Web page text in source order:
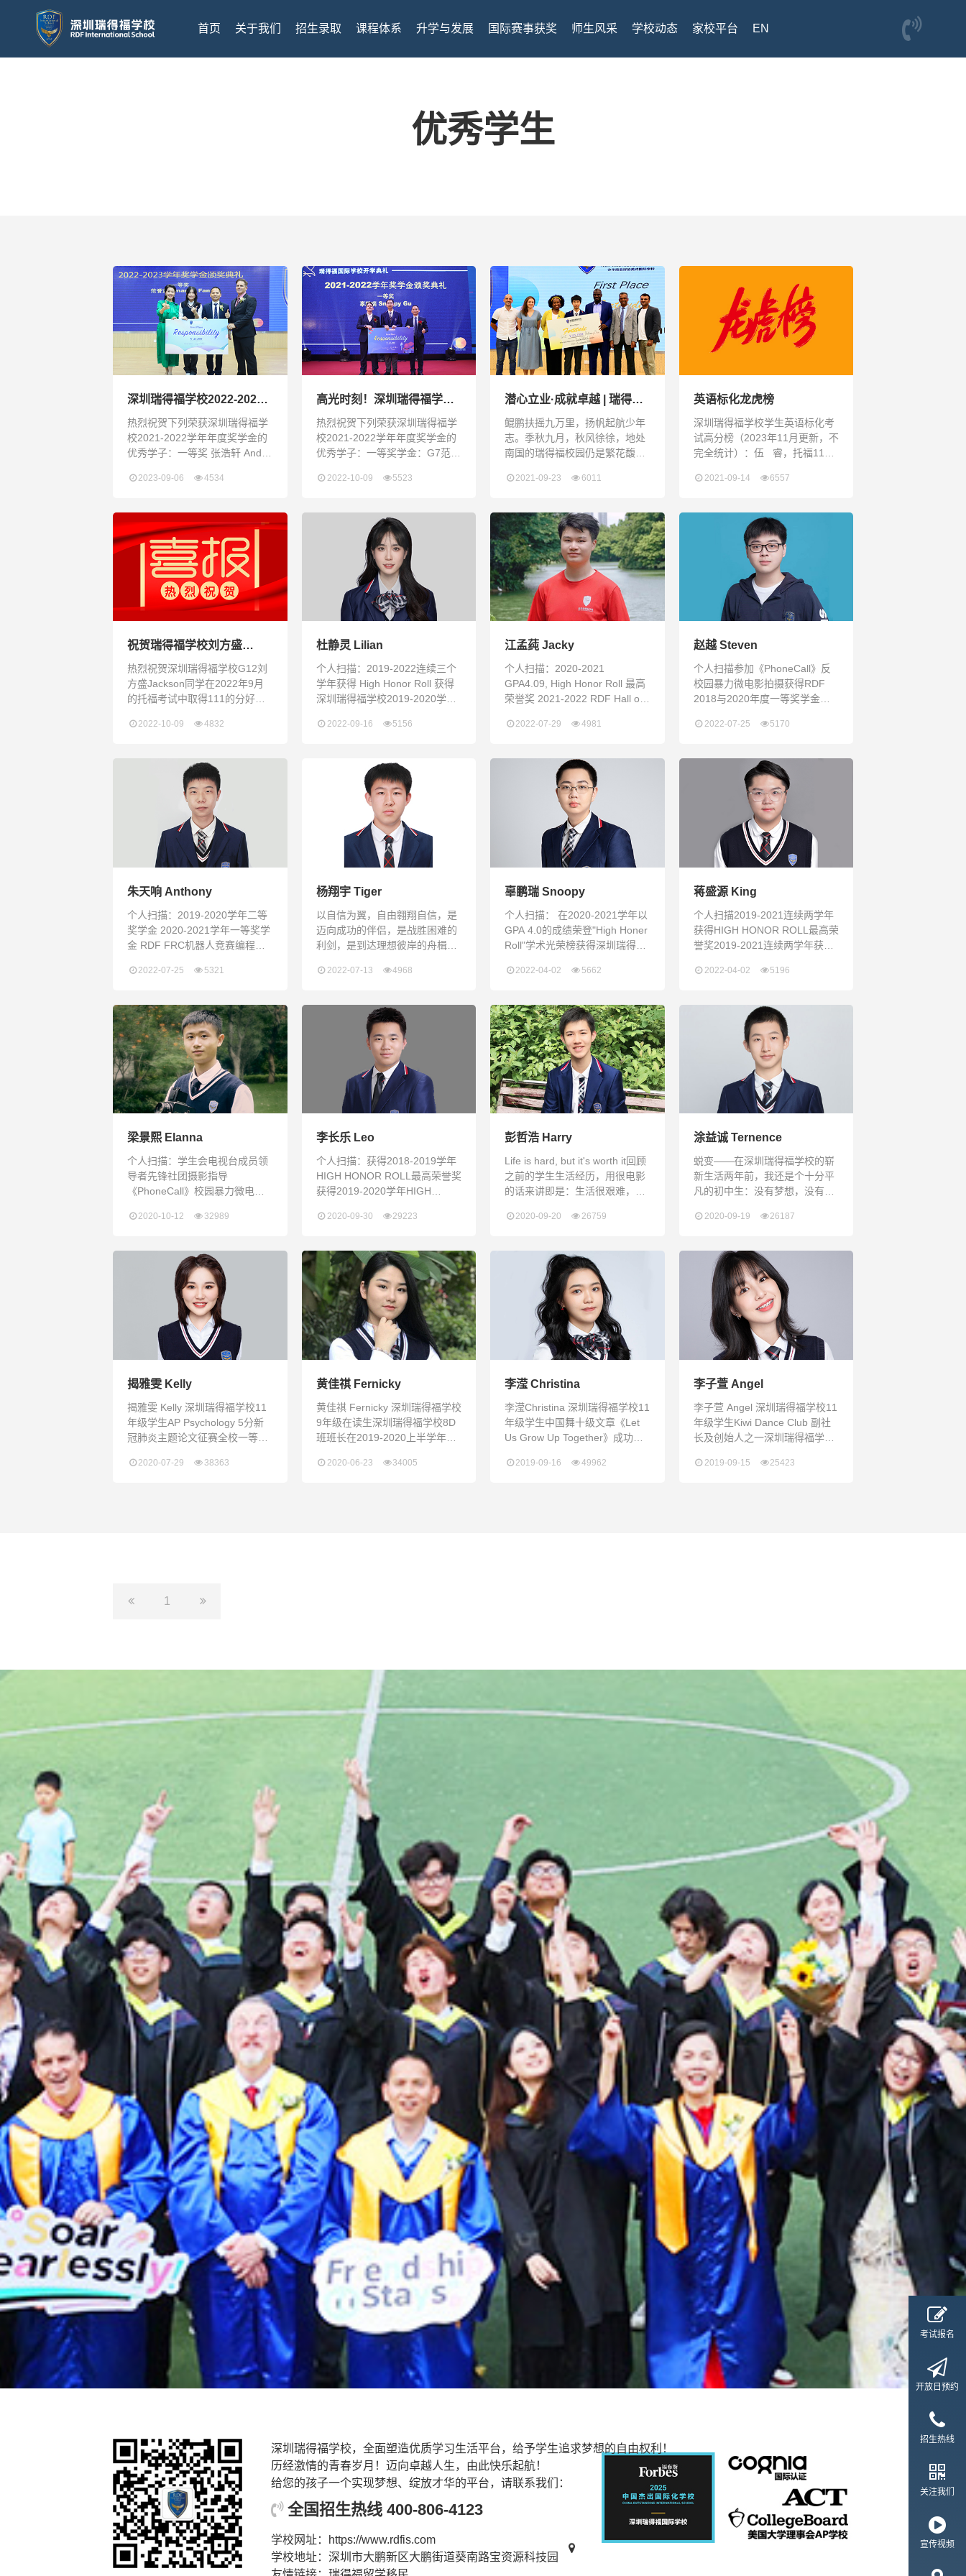
首页 关于我们 招生录取 课程体系 升学与发展 国际赛事获奖 师生风采 学校动态 家校平台 EN
优秀学生
深圳瑞得福学校2022-2023
学年年度奖学金颁奖典礼
热烈祝贺下列荣获深圳瑞得福学
校2021-2022学年年度奖学金的
优秀学子：一等奖 张浩轩 Andy
Fan一等奖 张译文 Joe Zhang一
桐 Hedy Yi 二等奖 叶俊旭 Eric
Ye 二等奖 王贺翔 Jeffe
2023-09-06 4534
高光时刻！深圳瑞得福学校
2021-2022年度奖学金颁奖
典礼
热烈祝贺下列荣获深圳瑞得福学
校2021-2022学年年度奖学金的
优秀学子：一等奖学金：G7范誉
LiuG8文济 Webster WenG8杨
Hellen DingG9陈家佑 Eason
ChenG9邓堡之 Justin DengG9
辜鹏瑞 Snoopy GuG9冯凯熙
Kaysen FengG10李至柔 Litchi
2022-10-09 5523
潜心立业·成就卓越 | 瑞得福
2020-2021年度奖学金颁奖
典礼
鲲鹏扶摇九万里，扬帆起航少年
志。季秋九月，秋风徐徐，地处
南国的瑞得福校园仍是繁花馥
晚，瑞得福2021年度奖学金颁奖
堂，共同见证RDF优秀学子的辉
煌时刻。校长Nicola女士出席典
礼，并担任颁奖嘉宾。在本年度
奖学金评选中，共有19位同学脱
颖而出，以优异的成绩和出色的
表现夺得丰厚的奖学金，成为
RDF耀眼的新星。Nicola校长向
获奖的同学
2021-09-23 6011
英语标化龙虎榜
深圳瑞得福学校学生英语标化考
试高分榜（2023年11月更新，不
完全统计）：伍 睿，托福116
托福113分江孟莼，托福112分胡
112分吴卓怡，托福111分刘方
盛，托福111分辜鹏瑞，托福111
分关昕泽，托福111分柯杰中，
托福111分丁贝儿，托福111分李
至柔，托福110分张晁鸣，托福
110分赵 &nb
2021-09-14 6557
祝贺瑞得福学校刘方盛
Jackson同学获托福111分
高分
热烈祝贺深圳瑞得福学校G12刘
方盛Jackson同学在2022年9月
的托福考试中取得111的分好成
方盛同学的坚持和拼搏收获了汗
向刘方盛同学学习、请益，见贤
思齐，成就自身。
2022-10-09 4832
杜静灵 Lilian
个人扫描：2019-2022连续三个
学年获得 High Honor Roll 获得
深圳瑞得福学校2019-2020学年
挑战赛全球Top5%，全国团队总
年模拟联合国大会荣誉提名奖 在
万豪集团市场销售部开展为期一
个月的实习并获得优秀实习生证
书 参与远程英语支教25小时 参
与非常学堂志愿者活动 瑞得福
2022-09-16 5156
江孟莼 Jacky
个人扫描：2020-2021
GPA4.09, High Honor Roll 最高
荣誉奖 2021-2022 RDF Hall of
2021 瑞得福无人机竞速社社
宣传部负责人 参加2022 康奈尔
大学认知科学夏令营 参加2022
普林斯顿大学机械工程冬令营
2021帝国理工学院全球太空设计
2022-07-29 4981
赵越 Steven
个人扫描参加《PhoneCall》反
校园暴力微电影拍摄获得RDF
2018与2020年度一等奖学金进
写机器程序2020-2022连续三年
“High Honor Roll”学术光荣榜获
得2019年AMC美国数学竞赛三
等奖参加2022年美国大学生数学
建模竞赛，在团队中负责编写程
序通往终点的路不止一条 “通往
终点的路不止一条”，这是父亲在
我失意的
2022-07-25 5170
朱天响 Anthony
个人扫描：2019-2020学年二等
奖学金 2020-2021学年一等奖学
金 RDF FRC机器人竞赛编程部
长期保持High Honor Roll最高荣
于Shenzhen Daily“Growth is
painful. Change is painful. But,
nothing is as painful as s
2022-07-25 5321
杨翔宇 Tiger
以自信为翼，自由翱翔自信，是
迈向成功的伴侣，是战胜困难的
利剑，是到达理想彼岸的舟楫。
一步，就奠定了追求梦想的基
最大的收获是什么，我会告诉
他：是自信。 回想起初次踏入校
园，当听到外教老师们问候时，
我紧张到说不出话，只能尴尬的
回应一句：Hello. 好在有学长的
带领，我领略了校园的全貌：温
馨的宿舍，整洁的教学楼，还有
宽敞的足球场……让我不禁开始
2022-07-13 4968
辜鹏瑞 Snoopy
个人扫描： 在2020-2021学年以
GPA 4.0的成绩荣登"High Honer
Roll"学术光荣榜获得深圳瑞得福
多次在《Shenzhen Daily》上发
NEC全美经济学挑战赛成功晋级
全国赛深圳瑞得福学校Model
United Nation模拟联合国社的现
任成员，并曾在全国比赛中获得
过"Honorable Ment
2022-04-02 5662
蒋盛源 King
个人扫描2019-2021连续两学年
获得HIGH HONOR ROLL最高荣
誉奖2019-2021连续两学年获得
年被授予“国际教育展”志愿者证
OUTSTANDING STUDENT“校
园食堂提升社”社长2020年11月
参加TCL潼湖智慧园区职业体验
活动，顺利完成各项职业体验，
表现突出获得2019年滑铁卢数学
竞赛季军满天星
2022-04-02 5196
梁景熙 Elanna
个人扫描：学生会电视台成员领
导者先锋社团摄影指导
《PhoneCall》校园暴力微电影
Broadcast制作（这是一个为期2
情下各地青年学生生活现状，从
青年人的角度看疫情的影响）
RDF深圳清洁小分队活动成员&
摄影2020无涯国际贵州支教义工
活动第五小组组长即将参与学生
会宣传片拍摄We Define
Ourselv
2020-10-12 32989
李长乐 Leo
个人扫描：获得2018-2019学年
HIGH HONOR ROLL最高荣誉奖
获得2019-2020学年HIGH
2019-2020学年二等奖学金获得
STUDENT获得全校新冠肺炎主
题论文大赛HONORABEL
MENTION担任校经济社教研部
部长担任七号校车副车长在深圳
瑞得福学校的收获刚刚来到深圳
瑞得福学校的时候，我还是一个
六
2020-09-30 29223
彭哲浩 Harry
Life is hard, but it's worth it回顾
之前的学生生活经历，用很电影
的话来讲即是：生活很艰难，但
来是怎么样的，但是只要你现在
果肯定是对的，就像解一道数学
题，只要你的每一步过程是对
的，结果自然也是对的。两年
前，第一次踏进深圳瑞得福学
校，我面对的是新的同学，新的
生活，和未知的未来。一朵绚丽
多彩的花朵，除了自身努力的生
长，
2020-09-20 26759
涂益诚 Ternence
蜕变——在深圳瑞得福学校的崭
新生活两年前，我还是个十分平
凡的初中生：没有梦想，没有要
等的水平，没什么特长，整天只
却丝毫未见起色，上课从来不发
言也时常完不成作业，每天踩着
点出门，晚上一脸不开心地回到
家继续写作业。现在想起来，那
时候的我真是浑浑噩噩到了极
点。我一直都想改变这种现状，
尝试一些不同的体验。带着这样
的期望，我踩着及格的分数线考
2020-09-19 26187
揭雅雯 Kelly
揭雅雯 Kelly 深圳瑞得福学校11
年级学生AP Psychology 5分新
冠肺炎主题论文征赛全校一等奖
报》2020-2021学年学生政府副
2020-07-29 38363
黄佳祺 Fernicky
黄佳祺 Fernicky 深圳瑞得福学校
9年级在读生深圳瑞得福学校8D
班班长在2019-2020上半学年荣
2019-2020下半学年以全A，
2020-06-23 34005
李滢 Christina
李滢Christina 深圳瑞得福学校11
年级学生中国舞十级文章《Let
Us Grow Up Together》成功发
暑假参加常青藤暑期科研项目-心
2019-09-16 49962
李子萱 Angel
李子萱 Angel 深圳瑞得福学校11
年级学生Kiwi Dance Club 副社
长及创始人之一深圳瑞得福学校
次担任开放日及学校大型活动的
2019-09-15 25423
1
深圳瑞得福学校，全面塑造优质学习生活平台，给予学生追求梦想的自由权利！
历经激情的青春岁月！迈向卓越人生，由此快乐起航！
给您的孩子一个实现梦想、绽放才华的平台，请联系我们：
全国招生热线 400-806-4123
学校网址：
https://www.rdfis.com
学校地址：深圳市大鹏新区大鹏街道葵南路宝资源科技园
考试报名
开放日预约
招生热线
关注我们
宣传视频